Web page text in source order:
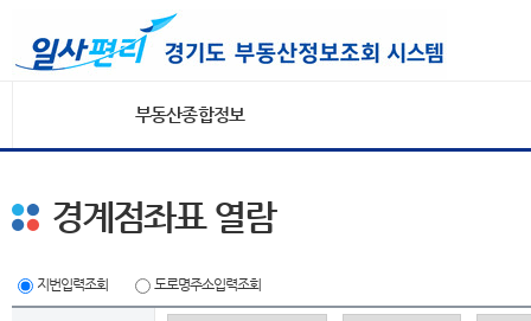
부동산종합정보
경계점좌표 열람
지번입력조회 도로명주소입력조회